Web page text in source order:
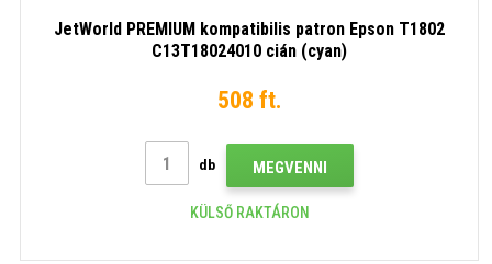
JetWorld PREMIUM kompatibilis patron Epson T1802
C13T18024010 cián (cyan)
508 ft.
db MEGVENNI
KÜLSŐ RAKTÁRON